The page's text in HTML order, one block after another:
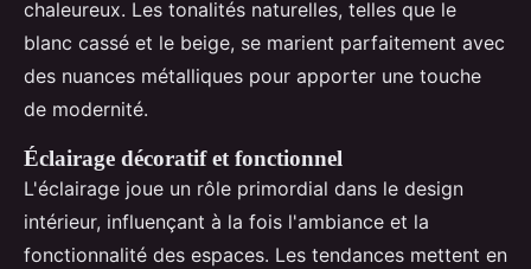
chaleureux. Les tonalités naturelles, telles que le
blanc cassé et le beige, se marient parfaitement avec
des nuances métalliques pour apporter une touche
de modernité.
Éclairage décoratif et fonctionnel
L'éclairage joue un rôle primordial dans le design
intérieur, influençant à la fois l'ambiance et la
fonctionnalité des espaces. Les tendances mettent en